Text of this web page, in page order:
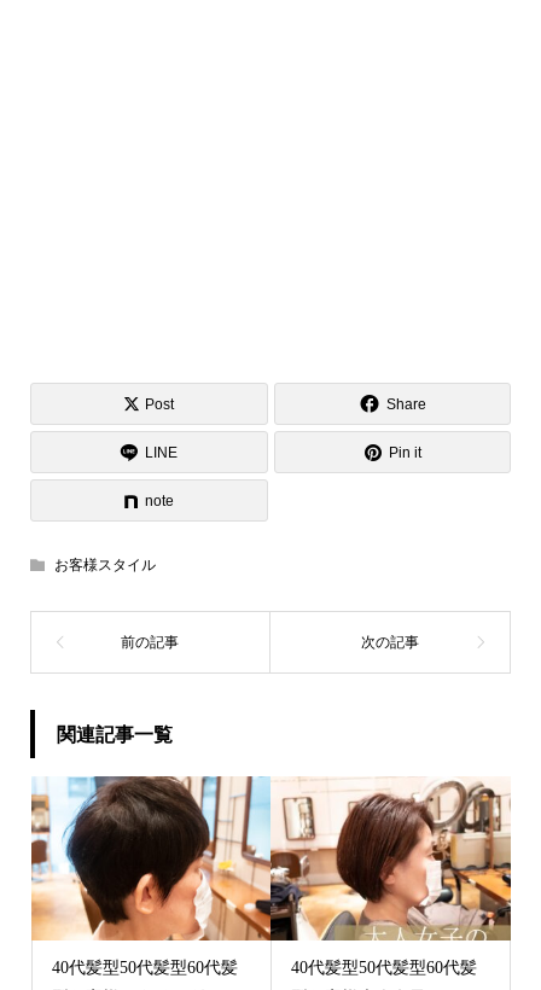
Post Share
LINE Pin it
note
お客様スタイル
関連記事一覧
40代髪型50代髪型60代髪
40代髪型50代髪型60代髪